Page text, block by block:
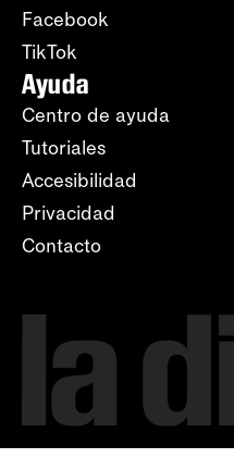
Facebook
TikTok
Ayuda
Centro de ayuda
Tutoriales
Accesibilidad
Privacidad
Contacto